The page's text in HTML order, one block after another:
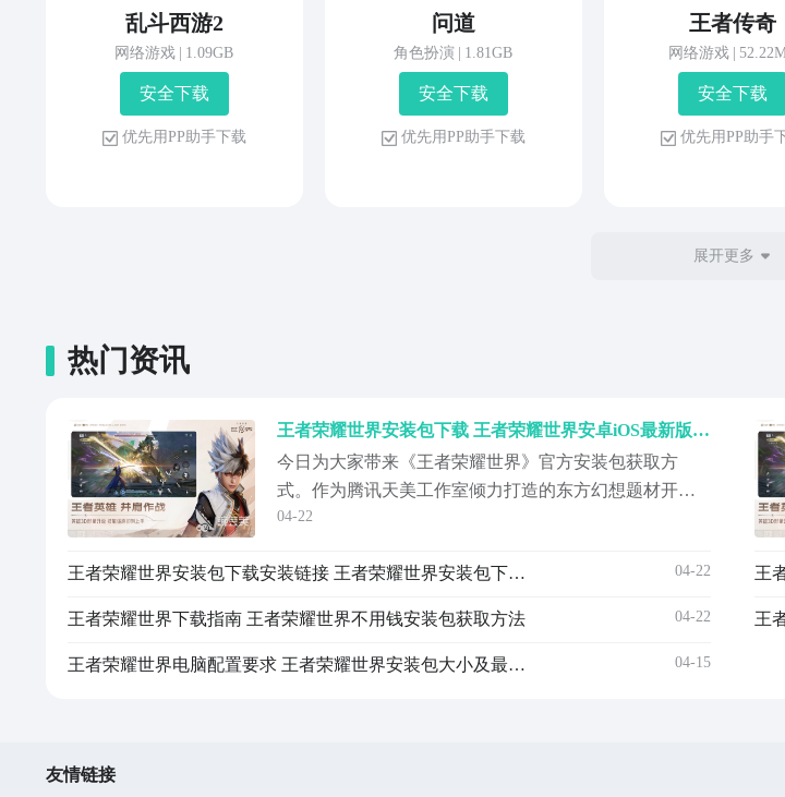
乱斗西游2
网络游戏 1.09GB
安 全 下 载
优 先 用 P P 助 手 下 载
问道
角色扮演 1.81GB
安 全 下 载
优 先 用 P P 助 手 下 载
王者传奇
网络游戏
安 全 下 载
优 先 用 P P 助 手
展开更多
热门资讯
王者荣耀世界安装包下载 王者荣耀世界安卓iOS最新版本获取方式
今日为大家带来《王者荣耀世界》官方安装包获取方
式。作为腾讯天美工作室倾力打造的东方幻想题材开放
世界ARPG手游，《王者荣耀世界》构建了规模宏大的无
传统MOBA或挂机类手游。玩家可自由奔跑、攀爬、滑
者荣耀世
04-22
王者荣耀世界安装包下载安装链接 王者荣耀世界安装包下载链接 04-22
王者荣耀世界下载指南 王者荣耀世界不用钱安装包获取方法 04-22
王者荣耀世界电脑配置要求 王者荣耀世界安装包大小及最低配置详解 04-15
王
友情链接